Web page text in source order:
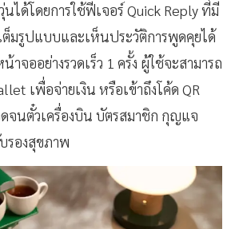
ได้โดยการใช้ฟีเจอร์ Quick Reply ที่มี
ต็มรูปแบบและเห็นประวัติการพูดคุยได้
าจออย่างรวดเร็ว 1 ครั้ง ผู้ใช้จะสามารถ
เพื่อจ่ายเงิน หรือเข้าถึงโค้ด QR
จนตั๋วเครื่องบิน บัตรสมาชิก กุญแจ
รองสุขภาพ